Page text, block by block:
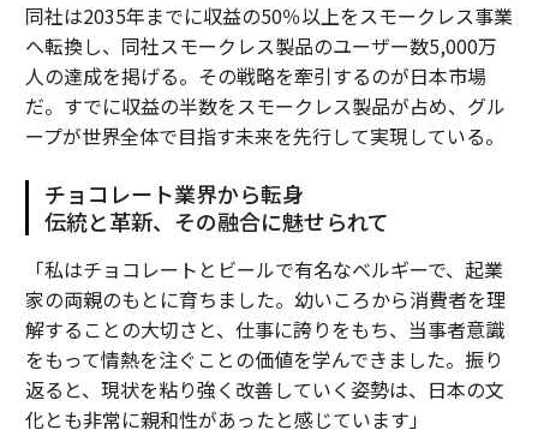
同社は2035年までに収益の50％以上をスモークレス事業
へ転換し、同社スモークレス製品のユーザー数5,000万
人の達成を掲げる。その戦略を牽引するのが日本市場
だ。すでに収益の半数をスモークレス製品が占め、グル
ープが世界全体で目指す未来を先行して実現している。
チョコレート業界から転身
伝統と革新、その融合に魅せられて
「私はチョコレートとビールで有名なベルギーで、起業
家の両親のもとに育ちました。幼いころから消費者を理
解することの大切さと、仕事に誇りをもち、当事者意識
をもって情熱を注ぐことの価値を学んできました。振り
返ると、現状を粘り強く改善していく姿勢は、日本の文
化とも非常に親和性があったと感じています」